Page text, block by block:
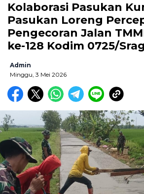
Kolaborasi Pasukan
Pasukan Loreng
Pengecoran Jalan
ke-128 Kodim 0725/
Admin
Minggu, 3 Mei 2026